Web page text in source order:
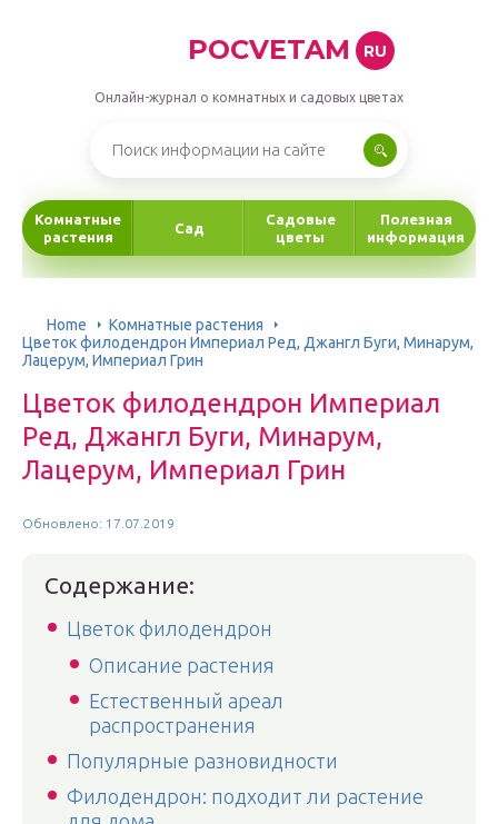
POCVETAM RU
Онлайн-журнал о комнатных и садовых цветах
Комнатные
растения
Сад
Садовые
цветы
Полезная
информация
Home
Комнатные растения
Цветок филодендрон Империал Ред, Джангл Буги, Минарум,
Лацерум, Империал Грин
Цветок филодендрон Империал
Ред, Джангл Буги, Минарум,
Лацерум, Империал Грин
Обновлено: 17.07.2019
Содержание:
Цветок филодендрон
Описание растения
Естественный ареал
распространения
Популярные разновидности
Филодендрон: подходит ли растение